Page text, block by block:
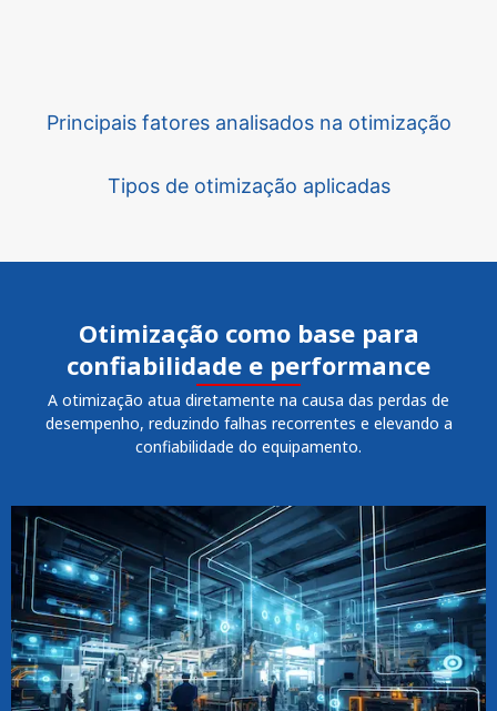
Principais fatores analisados na otimização
Tipos de otimização aplicadas
Otimização como base para
confiabilidade e performance
A otimização atua diretamente na causa das perdas de
desempenho, reduzindo falhas recorrentes e elevando a
confiabilidade do equipamento.